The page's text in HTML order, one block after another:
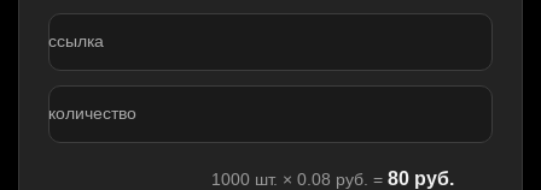
ссылка
количество
1000 шт. × 0.08 руб. = 80 руб.